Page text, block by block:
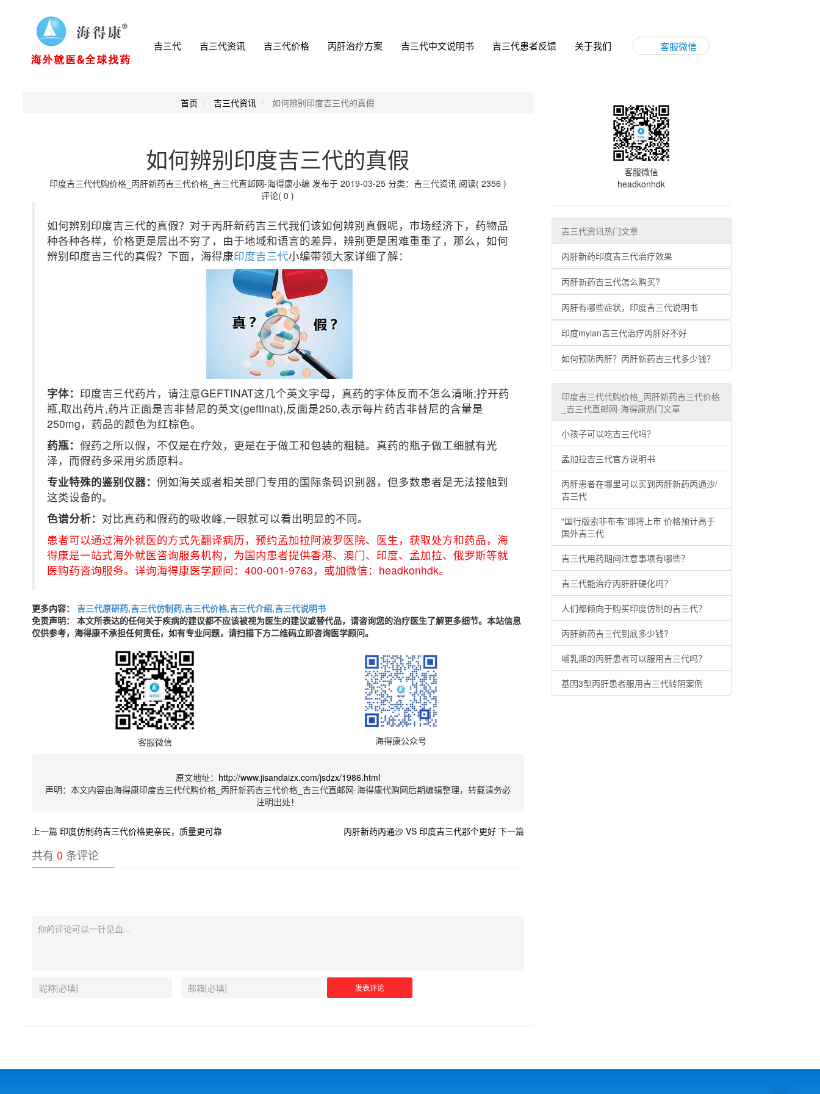
吉三代 吉三代资讯 吉三代价格 丙肝治疗方案 吉三代中文说明书 吉三代患者反馈 关于我们 客服微信
首页 吉三代资讯 如何辨别印度吉三代的真假
如何辨别印度吉三代的真假
印度吉三代代购价格_丙肝新药吉三代价格_吉三代直邮网-海得康小编 发布于 2019-03-25 分类：吉三代资讯 阅读( 2356 )
评论( 0 )
如何辨别印度吉三代的真假？对于丙肝新药吉三代我们该如何辨别真假呢，市场经济下，药物品
种各种各样，价格更是层出不穷了，由于地域和语言的差异，辨别更是困难重重了，那么，如何
辨别印度吉三代的真假？下面，海得康印度吉三代小编带领大家详细了解：
字体： 印度吉三代药片，请注意GEFTINAT这几个英文字母，真药的字体反而不怎么清晰;拧开药
瓶,取出药片,药片正面是吉非替尼的英文(geftinat),反面是250,表示每片药吉非替尼的含量是
250mg，药品的颜色为红棕色。
药瓶： 假药之所以假，不仅是在疗效，更是在于做工和包装的粗糙。真药的瓶子做工细腻有光
泽，而假药多采用劣质原料。
专业特殊的鉴别仪器： 例如海关或者相关部门专用的国际条码识别器，但多数患者是无法接触到
这类设备的。
色谱分析： 对比真药和假药的吸收峰,一眼就可以看出明显的不同。
患者可以通过海外就医的方式先翻译病历，预约孟加拉阿波罗医院、医生，获取处方和药品，海
得康是一站式海外就医咨询服务机构，为国内患者提供香港、澳门、印度、孟加拉、俄罗斯等就
医购药咨询服务。详询海得康医学顾问：400-001-9763，或加微信：headkonhdk。
更多内容：
吉三代原研药,吉三代仿制药,吉三代价格,吉三代介绍,吉三代说明书
免责声明： 本文所表达的任何关于疾病的建议都不应该被视为医生的建议或替代品，请咨询您的治疗医生了解更多细节。本站信息
仅供参考，海得康不承担任何责任，如有专业问题，请扫描下方二维码立即咨询医学顾问。
客服微信 海得康公众号
原文地址： http://www.jisandaizx.com/jsdzx/1986.html
声明：本文内容由海得康印度吉三代代购价格_丙肝新药吉三代价格_吉三代直邮网-海得康代购网后期编辑整理，转载请务必
注明出处！
上一篇 印度仿制药吉三代价格更亲民，质量更可靠 丙肝新药丙通沙 VS 印度吉三代那个更好下一篇
共有 0 条评论
客服微信
headkonhdk
吉三代资讯热门文章
丙肝新药印度吉三代治疗效果
丙肝新药吉三代怎么购买?
丙肝有哪些症状，印度吉三代说明书
印度mylan吉三代治疗丙肝好不好
如何预防丙肝？丙肝新药吉三代多少钱？
印度吉三代代购价格_丙肝新药吉三代价格
_吉三代直邮网-海得康热门文章
小孩子可以吃吉三代吗？
孟加拉吉三代官方说明书
丙肝患者在哪里可以买到丙肝新药丙通沙/
吉三代
“国行版索非布韦”即将上市 价格预计高于
国外吉三代
吉三代用药期间注意事项有哪些？
吉三代能治疗丙肝肝硬化吗？
人们都倾向于购买印度仿制的吉三代？
丙肝新药吉三代到底多少钱?
哺乳期的丙肝患者可以服用吉三代吗？
基因3型丙肝患者服用吉三代转阴案例